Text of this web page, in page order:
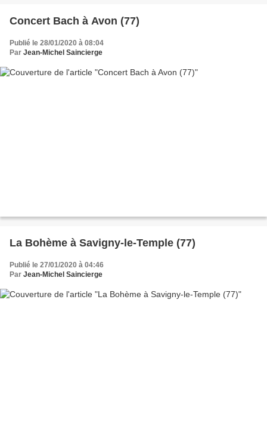
Concert Bach à Avon (77)
Publié le 28/01/2020 à 08:04
Par Jean-Michel Saincierge
La Bohème à Savigny-le-Temple (77)
Publié le 27/01/2020 à 04:46
Par Jean-Michel Saincierge